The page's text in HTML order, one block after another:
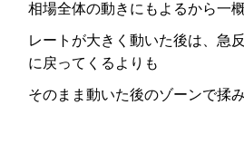
相場全体の動きにもよるから一
レートが大きく動いた後は、急
に戻ってくるよりも
そのまま動いた後のゾーンで揉